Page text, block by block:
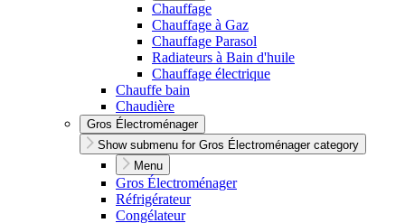
Chauffage
Chauffage à Gaz
Chauffage Parasol
Radiateurs à Bain d'huile
Chauffage électrique
Chauffe bain
Chaudière
Gros Électroménager
Show submenu for Gros Électroménager category
Menu
Gros Électroménager
Réfrigérateur
Congélateur